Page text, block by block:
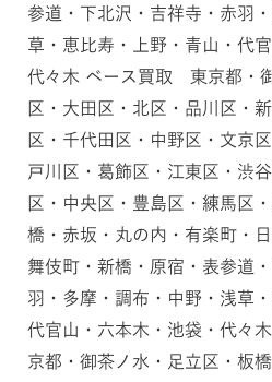
参道・下北沢・吉祥寺・赤羽
草・恵比寿・上野・青山・代
代々木 ベース買取 東京都・
区・大田区・北区・品川区・
区・千代田区・中野区・文京
戸川区・葛飾区・江東区・渋
区・中央区・豊島区・練馬区
橋・赤坂・丸の内・有楽町・
舞伎町・新橋・原宿・表参道
羽・多摩・調布・中野・浅草
代官山・六本木・池袋・代々
京都・御茶ノ水・足立区・板